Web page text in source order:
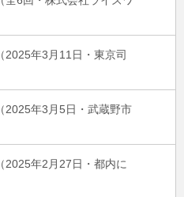
2025年3月11日・東京司
2025年3月5日・武蔵野市
2025年2月27日・都内に